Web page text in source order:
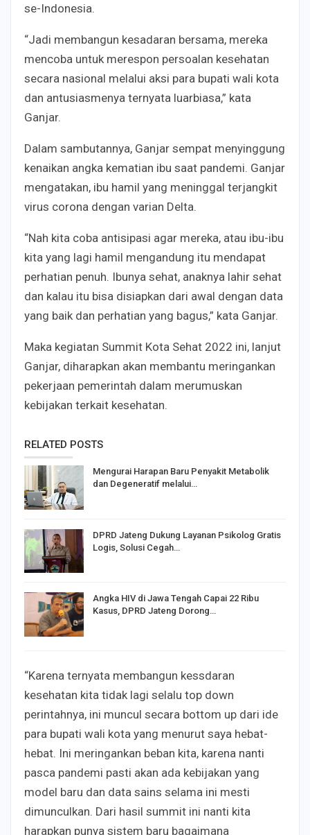
se-Indonesia.
“Jadi membangun kesadaran bersama, mereka
mencoba untuk merespon persoalan kesehatan
secara nasional melalui aksi para bupati wali kota
dan antusiasmenya ternyata luarbiasa,” kata
Ganjar.
Dalam sambutannya, Ganjar sempat menyinggung
kenaikan angka kematian ibu saat pandemi. Ganjar
mengatakan, ibu hamil yang meninggal terjangkit
virus corona dengan varian Delta.
“Nah kita coba antisipasi agar mereka, atau ibu-ibu
kita yang lagi hamil mengandung itu mendapat
perhatian penuh. Ibunya sehat, anaknya lahir sehat
dan kalau itu bisa disiapkan dari awal dengan data
yang baik dan perhatian yang bagus,” kata Ganjar.
Maka kegiatan Summit Kota Sehat 2022 ini, lanjut
Ganjar, diharapkan akan membantu meringankan
pekerjaan pemerintah dalam merumuskan
kebijakan terkait kesehatan.
RELATED POSTS
Mengurai Harapan Baru Penyakit Metabolik
dan Degeneratif melalui…
DPRD Jateng Dukung Layanan Psikolog Gratis
Logis, Solusi Cegah…
Angka HIV di Jawa Tengah Capai 22 Ribu
Kasus, DPRD Jateng Dorong…
“Karena ternyata membangun kessdaran
kesehatan kita tidak lagi selalu top down
perintahnya, ini muncul secara bottom up dari ide
para bupati wali kota yang menurut saya hebat-
hebat. Ini meringankan beban kita, karena nanti
pasca pandemi pasti akan ada kebijakan yang
model baru dan data sains selama ini mesti
dimunculkan. Dari hasil summit ini nanti kita
harapkan punya sistem baru bagaimana